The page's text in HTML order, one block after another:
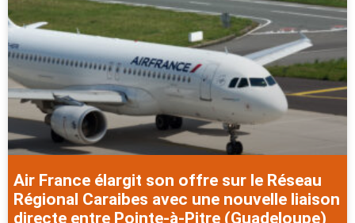
Air France élargit son offre sur le Réseau
Régional Caraibes avec une nouvelle liaison
directe entre Pointe-à-Pitre (Guadeloupe)